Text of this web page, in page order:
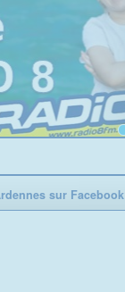
sur Facebook